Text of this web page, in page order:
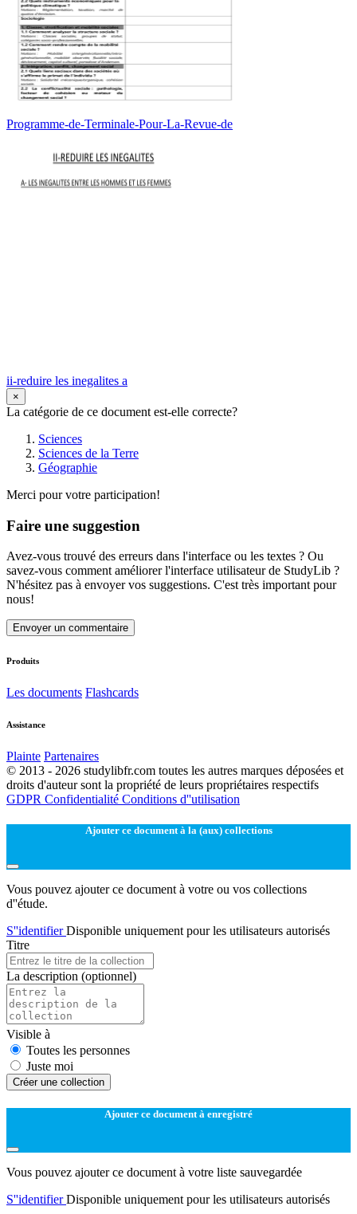
Programme-de-Terminale-Pour-La-Revue-de
ii-reduire les inegalites a
×
La catégorie de ce document est-elle correcte?
Sciences
Sciences de la Terre
Géographie
Merci pour votre participation!
Faire une suggestion
Avez-vous trouvé des erreurs dans l'interface ou les textes ? Ou
savez-vous comment améliorer l'interface utilisateur de StudyLib ?
N'hésitez pas à envoyer vos suggestions. C'est très important pour
nous!
Envoyer un commentaire
Produits
Les documents Flashcards
Assistance
Plainte Partenaires
© 2013 - 2026 studylibfr.com toutes les autres marques déposées et
droits d'auteur sont la propriété de leurs propriétaires respectifs
GDPR Confidentialité Conditions d''utilisation
Ajouter ce document à la (aux) collections
Vous pouvez ajouter ce document à votre ou vos collections
d''étude.
S''identifierDisponible uniquement pour les utilisateurs autorisés
Titre
La description (optionnel)
Visible à
Toutes les personnes
Juste moi
Créer une collection
Ajouter ce document à enregistré
Vous pouvez ajouter ce document à votre liste sauvegardée
S''identifierDisponible uniquement pour les utilisateurs autorisés